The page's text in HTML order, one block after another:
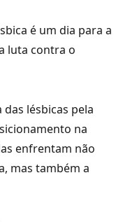
é um dia para a
luta contra o
lésbicas pela
na
enfrentam não
mas também a